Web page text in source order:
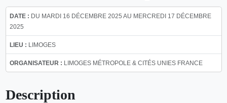
DATE : DU MARDI 16 DÉCEMBRE 2025 AU MERCREDI 17 DÉCEMBRE
2025
LIEU : LIMOGES
ORGANISATEUR : LIMOGES MÉTROPOLE & CITÉS UNIES FRANCE
Description